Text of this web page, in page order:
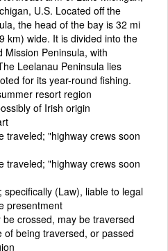
U.S. Located off the
the head of the bay is 32 mi
km) wide. It is divided into the
Mission Peninsula, with
Leelanau Peninsula lies
for its year-round fishing.
resort region
of Irish origin
traveled; "highway crews soon
traveled; "highway crews soon
specifically (Law), liable to legal
presentment
be crossed, may be traversed
of being traversed, or passed